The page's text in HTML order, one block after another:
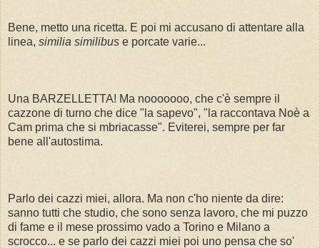
Bene, metto una ricetta. E poi mi accusano di attentare alla
linea, similia similibus e porcate varie...
Una BARZELLETTA! Ma nooooooo, che c'è sempre il
cazzone di turno che dice "la sapevo", "la raccontava Noè a
Cam prima che si mbriacasse". Eviterei, sempre per far
bene all'autostima.
Parlo dei cazzi miei, allora. Ma non c'ho niente da dire:
sanno tutti che studio, che sono senza lavoro, che mi puzzo
di fame e il mese prossimo vado a Torino e Milano a
scrocco... e se parlo dei cazzi miei poi uno pensa che so'